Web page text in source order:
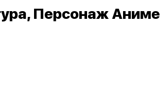
Персонаж Аниме